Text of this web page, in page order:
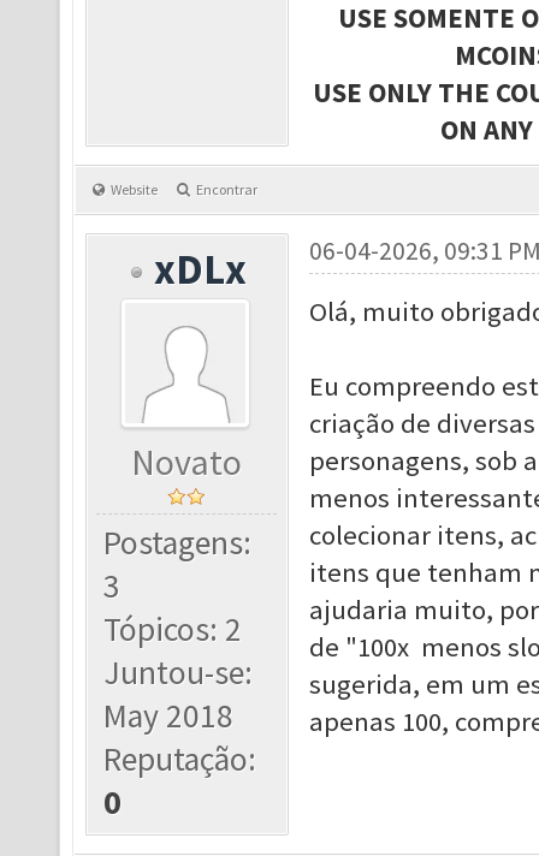
USE SOMENTE
USE ONLY THE
ON
Website Encontrar
xDLx
Novato
Postagens:
3
Tópicos: 2
Juntou-se:
May 2018
Reputação:
0
06-04-2026, 09:31
Olá, muito
Eu compreendo
criação de
personagens, sob
menos
colecionar itens,
itens que tenham
ajudaria muito,
de "100x menos
sugerida, em um
apenas 100,